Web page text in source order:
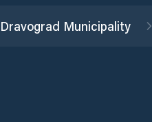
Dravograd Municipality